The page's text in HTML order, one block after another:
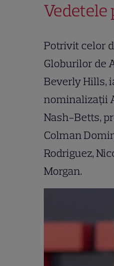
Vedetele
Potrivit celor
Globurilor de
Beverly Hills,
nominalizaţii
Nash-Betts,
Colman
Rodriguez,
Morgan.